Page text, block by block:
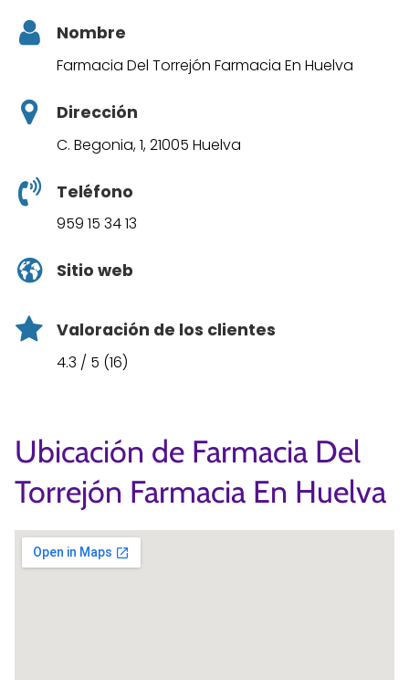
Nombre
Farmacia Del Torrejón Farmacia En Huelva
Dirección
C. Begonia, 1, 21005 Huelva
Teléfono
959 15 34 13
Sitio web
Valoración de los clientes
4.3 / 5 (16)
Ubicación de Farmacia Del
Torrejón Farmacia En Huelva